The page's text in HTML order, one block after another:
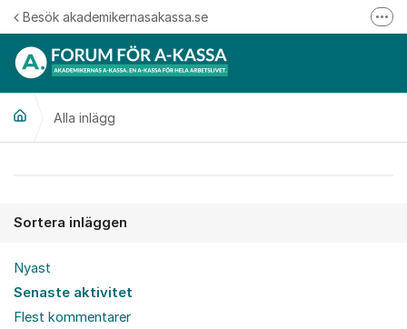
Hoppa till innehåll
Besök akademikernasakassa.se
Alla inlägg
Sortera inläggen
Nyast
Senaste aktivitet
Flest kommentarer